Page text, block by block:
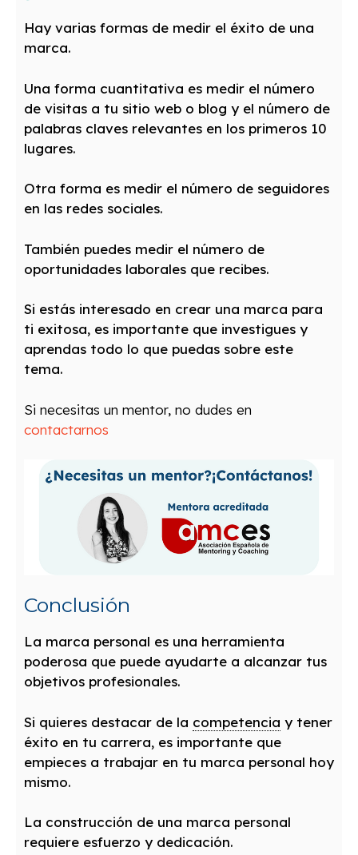
Hay varias formas de medir el éxito de una
marca.
Una forma cuantitativa es medir el número
de visitas a tu sitio web o blog y el número de
palabras claves relevantes en los primeros 10
lugares.
Otra forma es medir el número de seguidores
en las redes sociales.
También puedes medir el número de
oportunidades laborales que recibes.
Si estás interesado en crear una marca para
ti exitosa, es importante que investigues y
aprendas todo lo que puedas sobre este
tema.
Si necesitas un mentor, no dudes en
contactarnos
Conclusión
La marca personal es una herramienta
poderosa que puede ayudarte a alcanzar tus
objetivos profesionales.
Si quieres destacar de la competencia y tener
éxito en tu carrera, es importante que
empieces a trabajar en tu marca personal hoy
mismo.
La construcción de una marca personal
requiere esfuerzo y dedicación.